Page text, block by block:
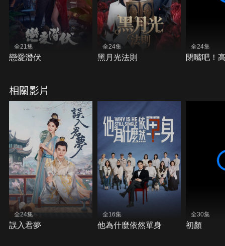
全21集
戀愛潛伏
全24集
黑月光法則
全24集
閉嘴吧！
相關影片
全24集
誤入君夢
全16集
他為什麼依然單身
全30集
初顏